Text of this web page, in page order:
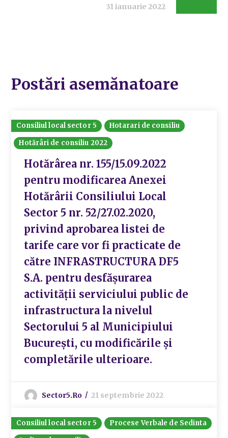
31 ianuarie 2022
Postări asemănatoare
Consiliul local sector 5
Hotarari de consiliu
Hotărâri de consiliu 2022
Hotărârea nr. 155/15.09.2022
pentru modificarea Anexei
Hotărârii Consiliului Local
Sector 5 nr. 52/27.02.2020,
privind aprobarea listei de
tarife care vor fi practicate de
către INFRASTRUCTURA DF5
S.A. pentru desfășurarea
activității serviciului public de
infrastructura la nivelul
Sectorului 5 al Municipiului
București, cu modificările și
completările ulterioare.
Sector5.ro 21 septembrie 2022
Consiliul local sector 5
Procese Verbale de Sedinta